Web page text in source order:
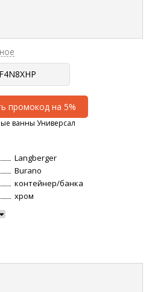
промокод на 5%
ванны Универсал
Langberger
Burano
контейнер/банка
хром